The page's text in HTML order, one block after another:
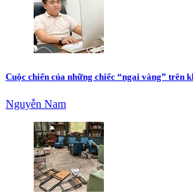
Cuộc chiến của những chiếc “ngai vàng” trên
Nguyễn Nam